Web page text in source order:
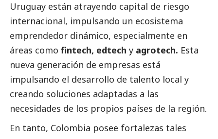
Uruguay están atrayendo capital de riesgo
internacional, impulsando un ecosistema
emprendedor dinámico, especialmente en
áreas como fintech, edtech y agrotech. Esta
nueva generación de empresas está
impulsando el desarrollo de talento local y
creando soluciones adaptadas a las
necesidades de los propios países de la región.
En tanto, Colombia posee fortalezas tales